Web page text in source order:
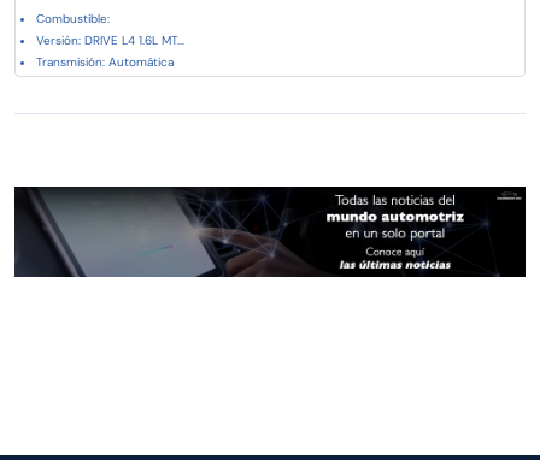
Combustible:
Versión: DRIVE L4 1.6L MT...
Transmisión: Automática